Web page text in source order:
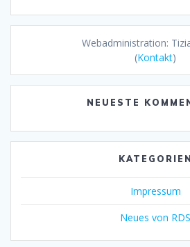
Webadministration:
(Kontakt)
NEUESTE
KATEGORIEN
Impressum
Neues von RDS